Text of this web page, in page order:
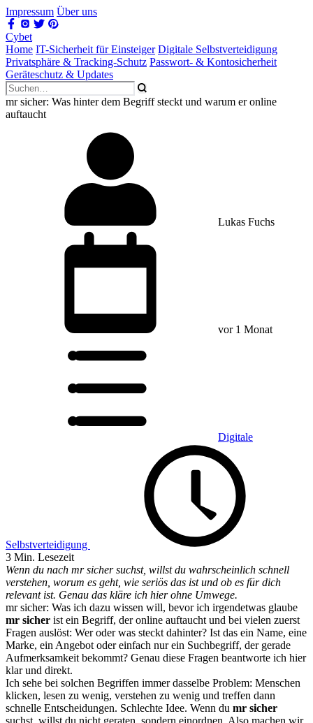
Impressum Über uns
Cybet
Home IT-Sicherheit für Einsteiger Digitale Selbstverteidigung
Privatsphäre & Tracking-Schutz Passwort- & Kontosicherheit
Geräteschutz & Updates
mr sicher: Was hinter dem Begriff steckt und warum er online
auftaucht
Lukas Fuchs
vor 1 Monat
Digitale
Selbstverteidigung
3 Min. Lesezeit
Wenn du nach mr sicher suchst, willst du wahrscheinlich schnell
verstehen, worum es geht, wie seriös das ist und ob es für dich
relevant ist. Genau das kläre ich hier ohne Umwege.
mr sicher: Was ich dazu wissen will, bevor ich irgendetwas glaube
mr sicher ist ein Begriff, der online auftaucht und bei vielen zuerst
Fragen auslöst: Wer oder was steckt dahinter? Ist das ein Name, eine
Marke, ein Angebot oder einfach nur ein Suchbegriff, der gerade
Aufmerksamkeit bekommt? Genau diese Fragen beantworte ich hier
klar und direkt.
Ich sehe bei solchen Begriffen immer dasselbe Problem: Menschen
klicken, lesen zu wenig, verstehen zu wenig und treffen dann
schnelle Entscheidungen. Schlechte Idee. Wenn du mr sicher
suchst, willst du nicht geraten, sondern einordnen. Also machen wir